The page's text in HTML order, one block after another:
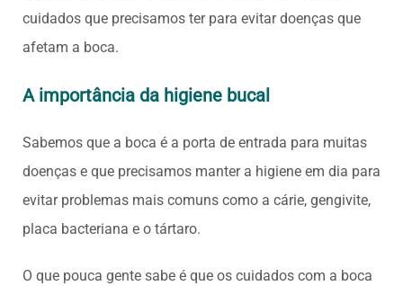
cuidados que precisamos ter para evitar doenças que
afetam a boca.
A importância da higiene bucal
Sabemos que a boca é a porta de entrada para muitas
doenças e que precisamos manter a higiene em dia para
evitar problemas mais comuns como a cárie, gengivite,
placa bacteriana e o tártaro.
O que pouca gente sabe é que os cuidados com a boca